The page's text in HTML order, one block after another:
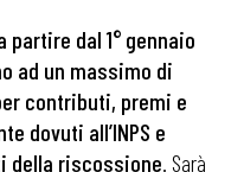
dal 1° gennaio
ad un massimo di
contributi, premi e
dovuti all’INPS e
della riscossione. Sarà